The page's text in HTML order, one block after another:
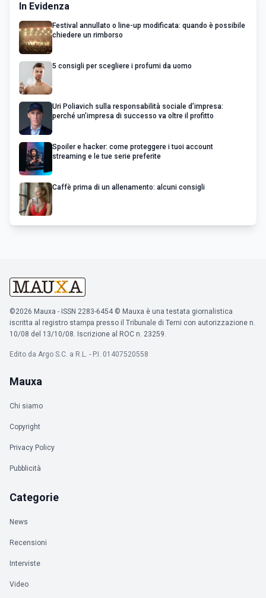
In Evidenza
Festival annullato o line-up modificata: quando è possibile
chiedere un rimborso
5 consigli per scegliere i profumi da uomo
Uri Poliavich sulla responsabilità sociale d’impresa:
perché un’impresa di successo va oltre il profitto
Spoiler e hacker: come proteggere i tuoi account
streaming e le tue serie preferite
Caffè prima di un allenamento: alcuni consigli
©2026 Mauxa - ISSN 2283-6454 © Mauxa è una testata giornalistica
iscritta al registro stampa presso il Tribunale di Terni con autorizzazione n.
10/08 del 13/10/08. Iscrizione al ROC n. 23259.
Edito da Argo S.C. a R.L. - P.I. 01407520558
Mauxa
Chi siamo
Copyright
Privacy Policy
Pubblicità
Categorie
News
Recensioni
Interviste
Video